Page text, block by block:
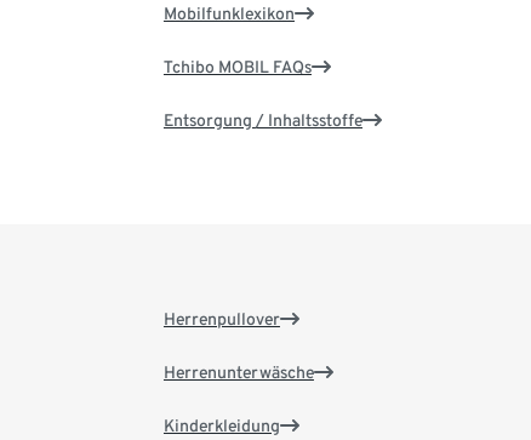
Mobilfunklexikon
Tchibo MOBIL FAQs
Entsorgung / Inhaltsstoffe
Herrenpullover
Herrenunterwäsche
Kinderkleidung